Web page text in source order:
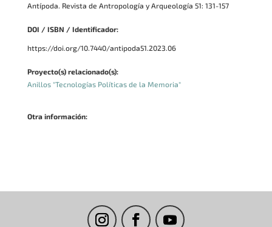
Antípoda. Revista de Antropología y Arqueología 51: 131-157
DOI / ISBN / Identificador:
https://doi.org/10.7440/antipoda51.2023.06
Proyecto(s) relacionado(s):
Anillos "Tecnologías Políticas de la Memoria"
Otra información: